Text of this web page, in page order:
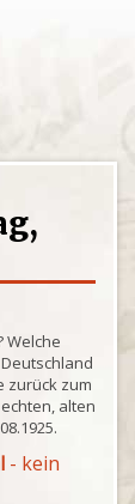
Welche
zurück zum
alten
- kein